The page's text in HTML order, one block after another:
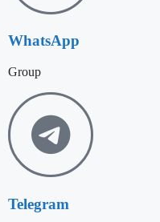
WhatsApp
Group
Telegram